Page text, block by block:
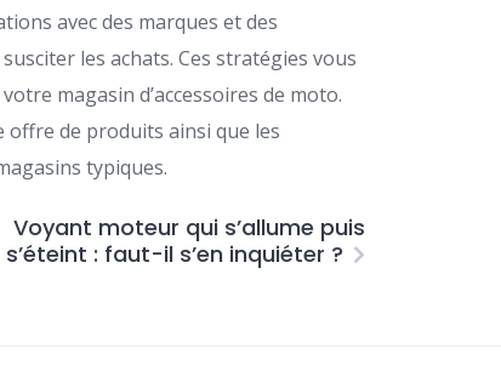
avec des marques et des
les achats. Ces stratégies vous
magasin d’accessoires de moto.
offre de produits ainsi que les
typiques.
Voyant moteur qui s’allume puis
s’éteint : faut-il s’en inquiéter ?